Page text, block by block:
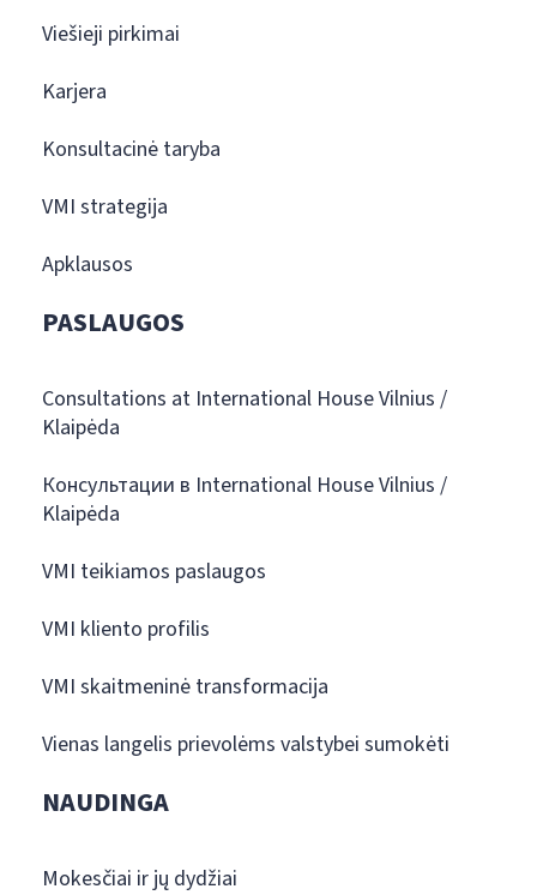
Viešieji pirkimai
Karjera
Konsultacinė taryba
VMI strategija
Apklausos
PASLAUGOS
Consultations at International House Vilnius /
Klaipėda
Консультации в International House Vilnius /
Klaipėda
VMI teikiamos paslaugos
VMI kliento profilis
VMI skaitmeninė transformacija
Vienas langelis prievolėms valstybei sumokėti
NAUDINGA
Mokesčiai ir jų dydžiai